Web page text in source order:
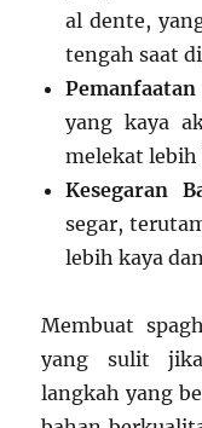
al dente,
tengah saat
yang kaya
melekat lebih
Kesegaran
segar,
lebih kaya
Membuat
yang sulit
langkah yang